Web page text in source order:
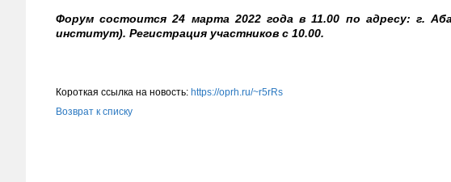
Форум состоится 24 марта 2022 года в 11.00 по адресу: г.
институт). Регистрация участников с 10.00.
Короткая ссылка на новость: https://oprh.ru/~r5rRs
Возврат к списку